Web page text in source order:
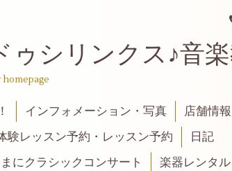
シリンクス♪音
インフォメーション・写真 店舗情報
験レッスン予約・レッスン予約
日記
にクラシックコンサート 楽器レンタル